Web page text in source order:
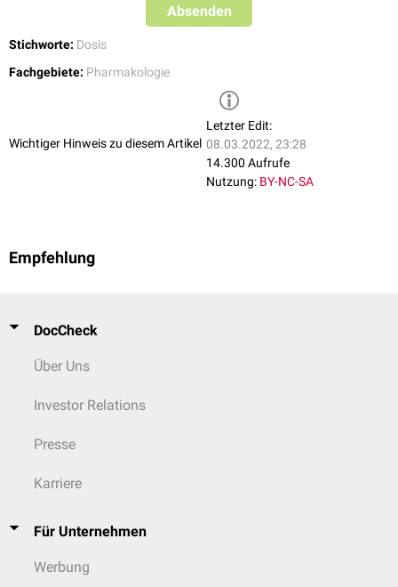
Absenden
Stichworte: Dosis
Fachgebiete: Pharmakologie
Wichtiger Hinweis zu diesem Artikel
Letzter Edit:
08.03.2022, 23:28
14.300 Aufrufe
Nutzung: BY-NC-SA
Empfehlung
DocCheck
Über Uns
Investor Relations
Presse
Karriere
Für Unternehmen
Werbung